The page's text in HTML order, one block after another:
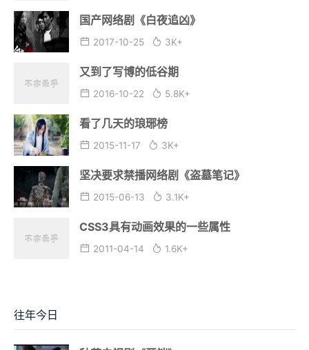
国产网络剧《白夜追凶》
2017-10-25 3K+
又到了写博的低谷期
2016-10-22 5.8K+
看了几天的琅琊榜
2015-11-17 3K+
坚决要求禁播网络剧《盗墓笔记》
2015-06-13 3.1K+
CSS3具有动画效果的一些属性
2011-04-14 1.6K+
往年今日